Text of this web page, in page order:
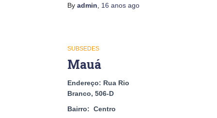
By admin 16 anos ago
SUBSEDES
Mauá
Endereço: Rua Rio
Branco, 506-D
Bairro: Centro